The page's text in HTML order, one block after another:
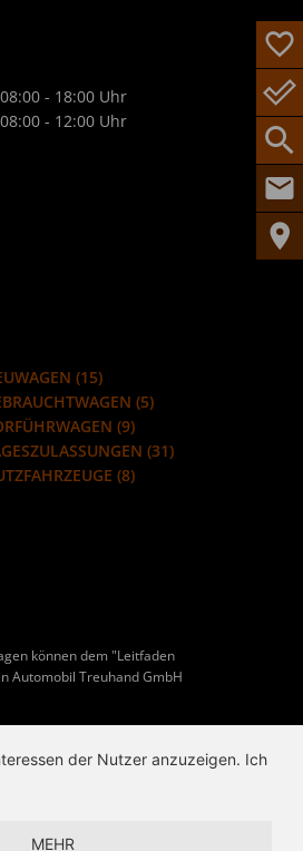
08:00 - 18:00 Uhr
08:00 - 12:00 Uhr
(15)
(5)
(9)
(31)
(8)
können dem "Leitfaden
Automobil Treuhand GmbH
der Nutzer anzuzeigen. Ich
MEHR